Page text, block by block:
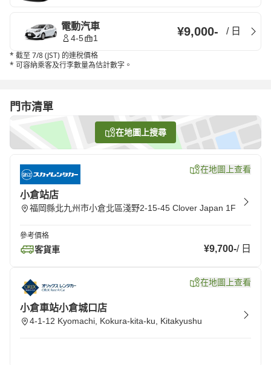
電動汽車
4-5 1 ¥9,000- / 日
* 截至 7/8 (JST) 的連稅價格
* 可容納乘客及行李數量為估計數字。
門市清單
在地圖上搜尋
在地圖上查看
小倉站店
福岡縣北九州市小倉北區淺野2-15-45 Clover Japan 1F
參考價格
客貨車 ¥9,700-/ 日
在地圖上查看
小倉車站小倉城口店
4-1-12 Kyomachi, Kokura-kita-ku, Kitakyushu